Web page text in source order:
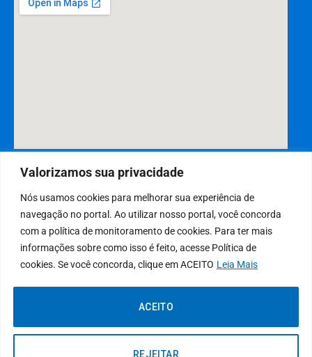
Valorizamos sua privacidade
Nós usamos cookies para melhorar sua experiência de
navegação no portal. Ao utilizar nosso portal, você concorda
com a política de monitoramento de cookies. Para ter mais
informações sobre como isso é feito, acesse Política de
cookies. Se você concorda, clique em ACEITO Leia Mais
REJEITAR
ACEITO
DESENVOLVIDO POR CR2
Muito mais que criar siteousistema para prefeituras ! Realizamos
assessoria
as exigências dasleis de transparência públicaserão atendidas.
Todos os direitos reservados aPrefeitura Municipal da Francinópolis.